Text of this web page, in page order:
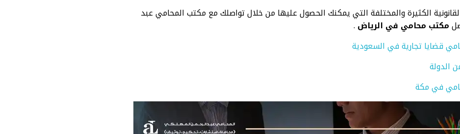
الكثيرة والمختلفة التي يمكنك الحصول عليها من خلال تواصلك مع مكتب المحامي عبد
مكتب محامي في الرياض .
قضايا تجارية في السعودية
الدولة
في مكة